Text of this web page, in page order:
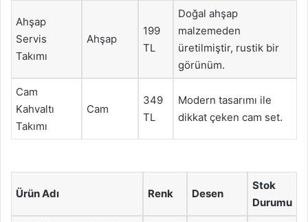
Ahşap
Servis
Takımı
Ahşap
199
TL
Doğal ahşap
malzemeden
üretilmiştir, rustik bir
görünüm.
Cam
Kahvaltı
Takımı
Cam
349
TL
Modern tasarımı ile
dikkat çeken cam set.
Ürün Adı Renk Desen
Stok
Durumu